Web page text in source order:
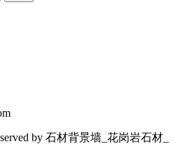
by 石材背景墙_花岗岩石材_